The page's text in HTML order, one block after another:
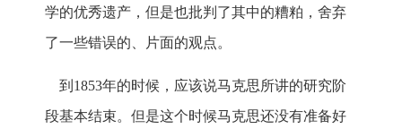
学的优秀遗产，但是也批判了其中的糟粕，舍弃
了一些错误的、片面的观点。
到1853年的时候，应该说马克思所讲的研究阶
段基本结束。但是这个时候马克思还没有准备好